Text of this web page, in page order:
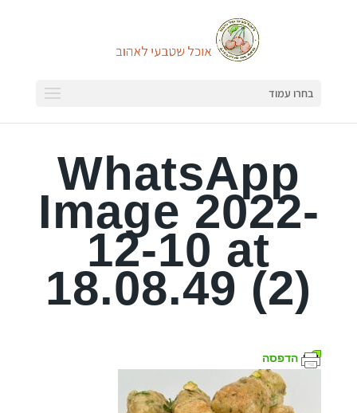
בחרו עמוד
WhatsApp
Image 2022-
12-10 at
18.08.49 (2)
הדפסה